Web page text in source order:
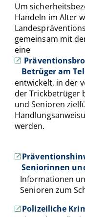
Um
Handeln im Alter
gemeinsam mit
eine
Betrüger am
entwickelt, in der
der Trickbetrüger
und Senioren
werden.
Seniorinnen
Informationen
Senioren zum
Polizeiliche